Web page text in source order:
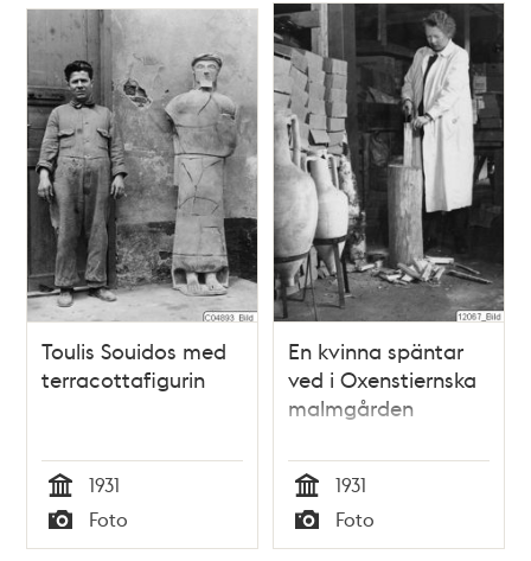
Toulis Souidos med
terracottafigurin
Tid
1931
Typ
Foto
En kvinna späntar
ved i Oxenstiernska
malmgården
Tid
1931
Typ
Foto